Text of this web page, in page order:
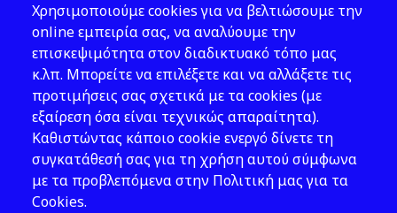
Νομοθεσία
Εκδόσεις
Νέα - Εκδηλώσεις
Ακολουθήστε μας
Χρησιμοποιούμε cookies για να βελτιώσουμε την
online εμπειρία σας, να αναλύουμε την
επισκεψιμότητα στον διαδικτυακό τόπο μας
κ.λπ. Μπορείτε να επιλέξετε και να αλλάξετε τις
προτιμήσεις σας σχετικά με τα cookies (με
εξαίρεση όσα είναι τεχνικώς απαραίτητα).
Καθιστώντας κάποιο cookie ενεργό δίνετε τη
συγκατάθεσή σας για τη χρήση αυτού σύμφωνα
με τα προβλεπόμενα στην Πολιτική μας για τα
Cookies.